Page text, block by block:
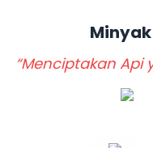
“Menciptakan Api